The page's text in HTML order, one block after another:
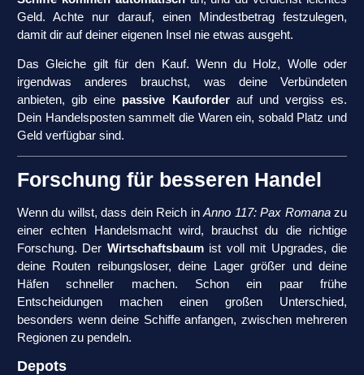
Geld. Achte nur darauf, einen Mindestbetrag festzulegen,
damit dir auf deiner eigenen Insel nie etwas ausgeht.
Das Gleiche gilt für den Kauf. Wenn du Holz, Wolle oder
irgendwas anderes brauchst, was deine Verbündeten
anbieten, gib eine passive Kauforderauf und vergiss es.
Dein Handelsposten sammelt die Waren ein, sobald Platz und
Geld verfügbar sind.
Forschung für besseren Handel
Wenn du willst, dass dein Reich inAnno 117: Pax Romanazu
einer echten Handelsmacht wird, brauchst du die richtige
Forschung. Der Wirtschaftsbaumist voll mit Upgrades, die
deine Routen reibungsloser, deine Lager größer und deine
Häfen schneller machen. Schon ein paar frühe
Entscheidungen machen einen großen Unterschied,
besonders wenn deine Schiffe anfangen, zwischen mehreren
Regionen zu pendeln.
Depots